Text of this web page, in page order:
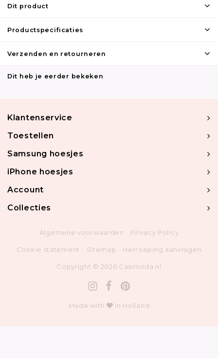
Dit product
Productspecificaties
Verzenden en retourneren
Dit heb je eerder bekeken
Klantenservice
Toestellen
Samsung hoesjes
iPhone hoesjes
Account
Collecties
Algemene voorwaarden Privacy Policy
Cookie statement Sitemap Herroeping aanvragen
Copyright © 2026 Casimoda.nl
Made with in Holland